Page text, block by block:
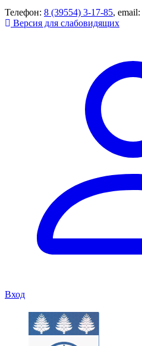
Телефон: 8 (39554) 3-17-85, email:
Версия для слабовидящих
Вход